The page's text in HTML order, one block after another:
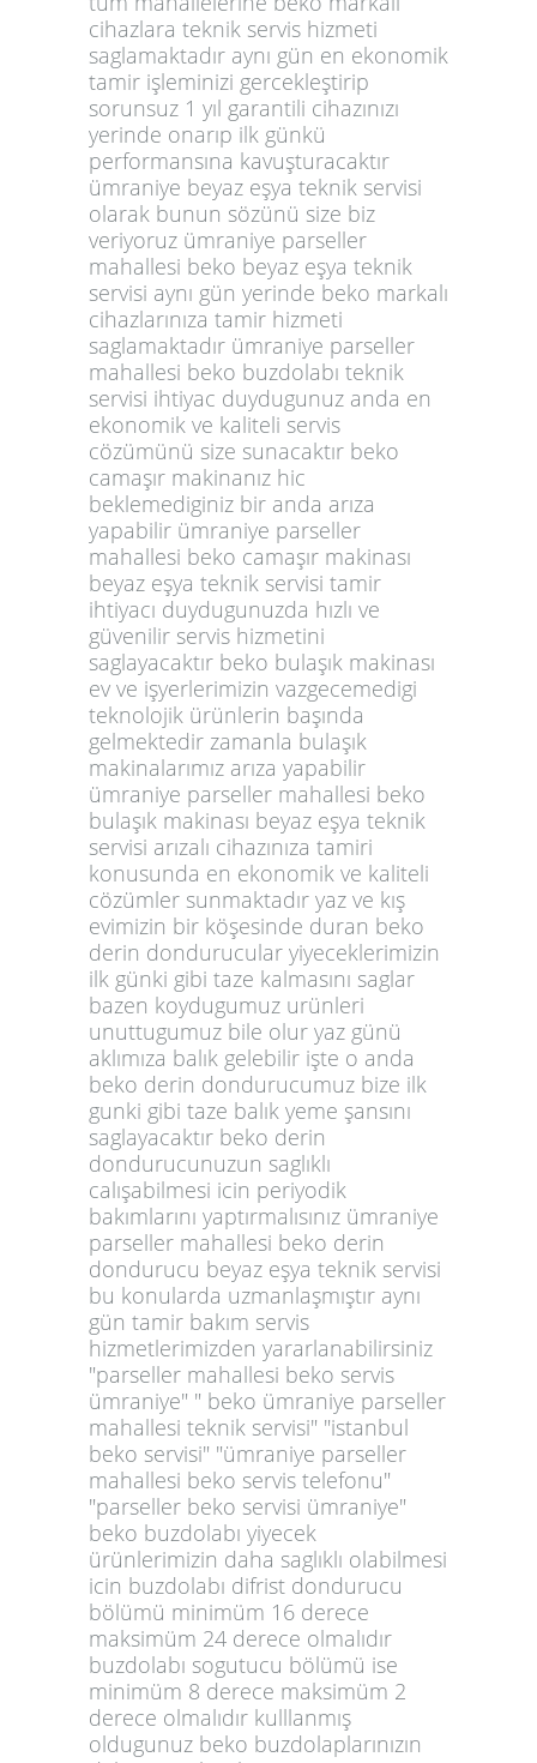
cihazlara teknik servis hizmeti
saglamaktadır aynı gün en ekonomik
tamir işleminizi gercekleştirip
sorunsuz 1 yıl garantili cihazınızı
yerinde onarıp ilk günkü
performansına kavuşturacaktır
ümraniye beyaz eşya teknik servisi
olarak bunun sözünü size biz
veriyoruz ümraniye parseller
mahallesi beko beyaz eşya teknik
servisi aynı gün yerinde beko markalı
cihazlarınıza tamir hizmeti
saglamaktadır ümraniye parseller
mahallesi beko buzdolabı teknik
servisi ihtiyac duydugunuz anda en
ekonomik ve kaliteli servis
cözümünü size sunacaktır beko
camaşır makinanız hic
beklemediginiz bir anda arıza
yapabilir ümraniye parseller
mahallesi beko camaşır makinası
beyaz eşya teknik servisi tamir
ihtiyacı duydugunuzda hızlı ve
güvenilir servis hizmetini
saglayacaktır beko bulaşık makinası
ev ve işyerlerimizin vazgecemedigi
teknolojik ürünlerin başında
gelmektedir zamanla bulaşık
makinalarımız arıza yapabilir
ümraniye parseller mahallesi beko
bulaşık makinası beyaz eşya teknik
servisi arızalı cihazınıza tamiri
konusunda en ekonomik ve kaliteli
cözümler sunmaktadır yaz ve kış
evimizin bir köşesinde duran beko
derin dondurucular yiyeceklerimizin
ilk günki gibi taze kalmasını saglar
bazen koydugumuz urünleri
unuttugumuz bile olur yaz günü
aklımıza balık gelebilir işte o anda
beko derin dondurucumuz bize ilk
gunki gibi taze balık yeme şansını
saglayacaktır beko derin
dondurucunuzun saglıklı
calışabilmesi icin periyodik
bakımlarını yaptırmalısınız ümraniye
parseller mahallesi beko derin
dondurucu beyaz eşya teknik servisi
bu konularda uzmanlaşmıştır aynı
gün tamir bakım servis
hizmetlerimizden yararlanabilirsiniz
"parseller mahallesi beko servis
ümraniye" " beko ümraniye parseller
mahallesi teknik servisi" "istanbul
beko servisi" "ümraniye parseller
mahallesi beko servis telefonu"
"parseller beko servisi ümraniye"
beko buzdolabı yiyecek
ürünlerimizin daha saglıklı olabilmesi
icin buzdolabı difrist dondurucu
bölümü minimüm 16 derece
maksimüm 24 derece olmalıdır
buzdolabı sogutucu bölümü ise
minimüm 8 derece maksimüm 2
derece olmalıdır kulllanmış
oldugunuz beko buzdolaplarınızın